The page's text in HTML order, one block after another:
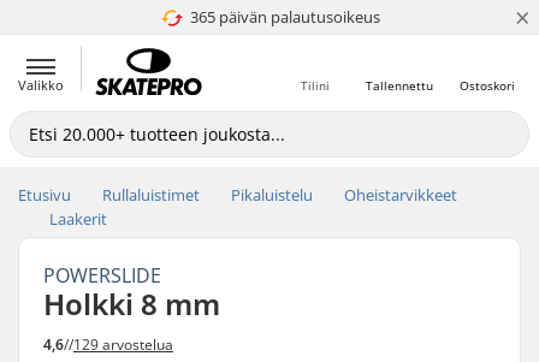
365 päivän palautusoikeus
4.8 / 5 ×
Valikko Ostoskori
Tallennettu
Tilini
Etusivu Rullaluistimet Pikaluistelu
Oheistarvikkeet
Laakerit
POWERSLIDE
Holkki 8 mm
4,6//129 arvostelua